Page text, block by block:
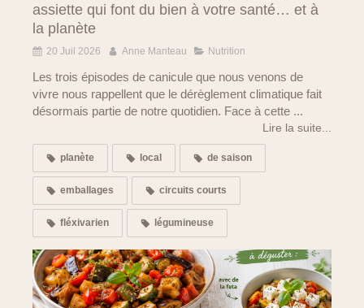
assiette qui font du bien à votre santé… et à
la planète
20 Juil 2026 Anne Manteau Nutrition
Les trois épisodes de canicule que nous venons de
vivre nous rappellent que le dérèglement climatique fait
désormais partie de notre quotidien. Face à cette ...
Lire la suite...
planète local de saison
emballages circuits courts
fléxivarien légumineuse